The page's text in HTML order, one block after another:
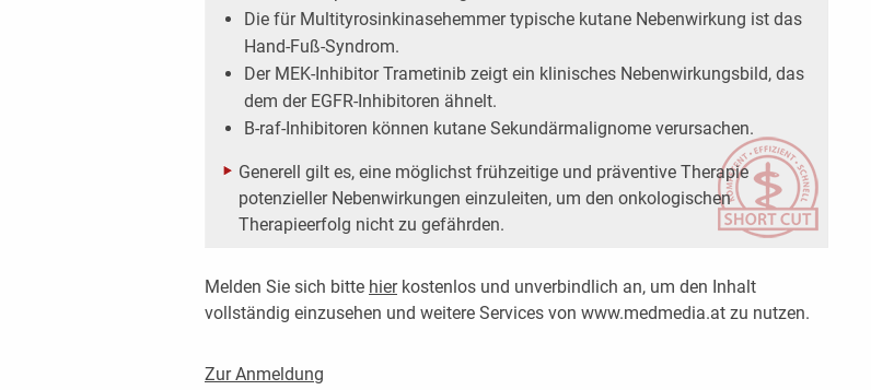
Die für Multityrosinkinasehemmer typische kutane Nebenwirkung ist das
Hand-Fuß-­Syndrom.
Der MEK-Inhibitor Trametinib zeigt ein klinisches Nebenwirkungsbild, das
dem der EGFR-Inhibitoren ähnelt.
B-raf-Inhibitoren können kutane Sekundärmalignome verursachen.
Generell gilt es, eine möglichst frühzeitige und präventive Therapie
potenzieller Nebenwirkungen einzuleiten, um den onkologischen
Therapieerfolg nicht zu gefährden.
Melden Sie sich bitte hierkostenlos und unverbindlich an, um den Inhalt
vollständig einzusehen und weitere Services von www.medmedia.at zu nutzen.
Zur Anmeldung